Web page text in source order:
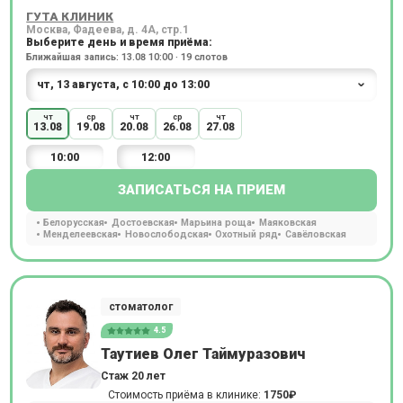
ГУТА КЛИНИК
Москва, Фадеева, д. 4А, стр.1
Выберите день и время приёма:
Ближайшая запись: 13.08 10:00 · 19 слотов
чт
13.08
ср
19.08
чт
20.08
ср
26.08
чт
27.08
10:00 12:00
ЗАПИСАТЬСЯ НА ПРИЕМ
Белорусская Достоевская Марьина роща
Маяковская
Менделеевская
Новослободская Охотный ряд Савёловская
стоматолог
4.5
Таутиев Олег Таймуразович
Стаж 20 лет
Стоимость приёма в клинике: 1750₽